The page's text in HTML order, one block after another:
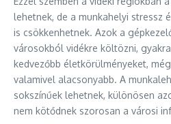
lehetnek, de a munkahelyi stressz
is csökkenhetnek. Azok a
városokból vidékre költözni,
kedvezőbb életkörülményeket,
valamivel alacsonyabb. A
sokszínűek lehetnek, különösen
nem kötődnek szorosan a városi